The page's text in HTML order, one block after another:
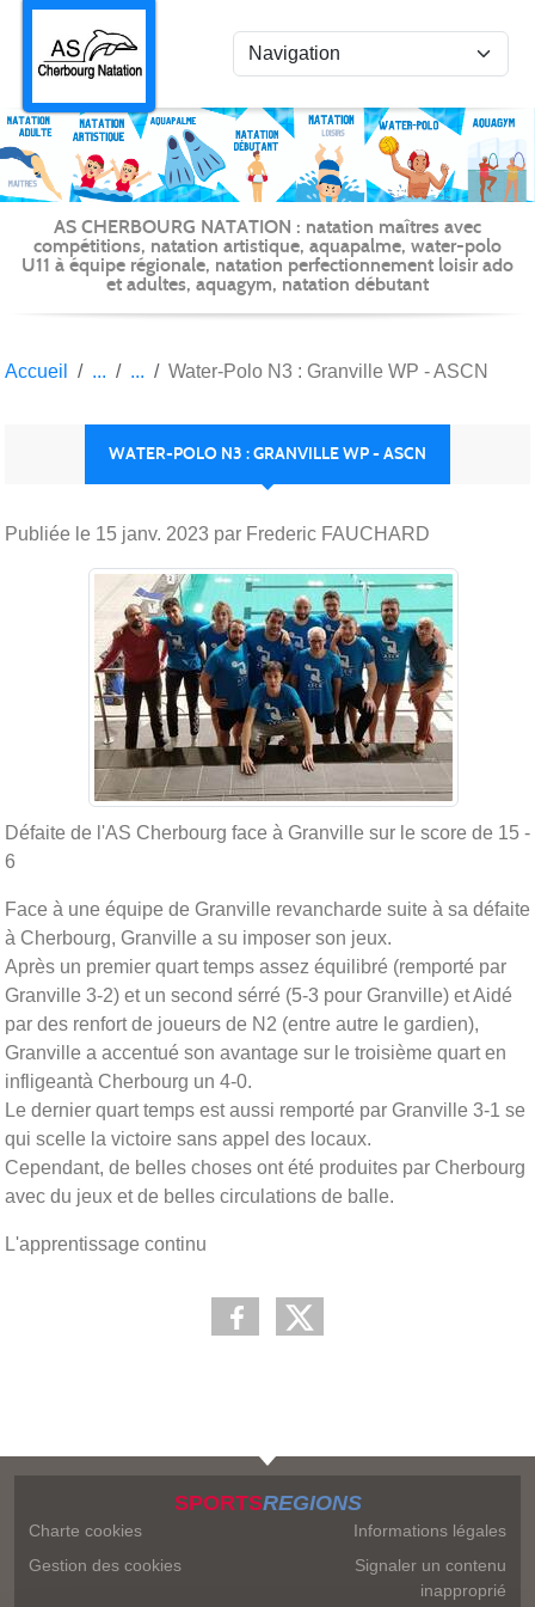
AS CHERBOURG NATATION : natation maîtres avec
compétitions, natation artistique, aquapalme, water-polo
U11 à équipe régionale, natation perfectionnement loisir ado
et adultes, aquagym, natation débutant
Accueil Water-Polo N3 : Granville WP - ASCN
WATER-POLO N3 : GRANVILLE WP - ASCN
Publiée le 15 janv. 2023 par Frederic FAUCHARD
Défaite de l'AS Cherbourg face à Granville sur le score de 15 -
6
Face à une équipe de Granville revancharde suite à sa défaite
à Cherbourg, Granville a su imposer son jeux.
Après un premier quart temps assez équilibré (remporté par
Granville 3-2) et un second sérré (5-3 pour Granville) et Aidé
par des renfort de joueurs de N2 (entre autre le gardien),
Granville a accentué son avantage sur le troisième quart en
infligeantà Cherbourg un 4-0.
Le dernier quart temps est aussi remporté par Granville 3-1 se
qui scelle la victoire sans appel des locaux.
Cependant, de belles choses ont été produites par Cherbourg
avec du jeux et de belles circulations de balle.
L'apprentissage continu
SPORTSREGIONS
Charte cookies
Gestion des cookies
Informations légales
Signaler un contenu
inapproprié
Panneau de gestion des cookies